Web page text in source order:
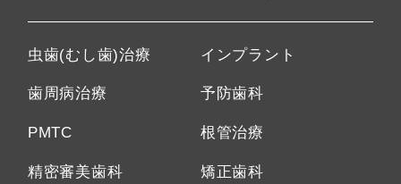
虫歯(むし歯)治療 インプラント
歯周病治療 予防歯科
PMTC 根管治療
精密審美歯科 矯正歯科